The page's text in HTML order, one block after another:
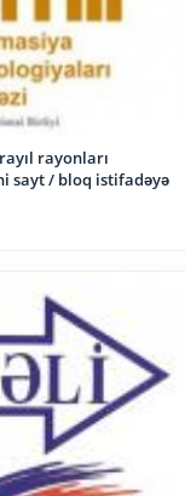
rayonları
sayt / bloq istifadəyə